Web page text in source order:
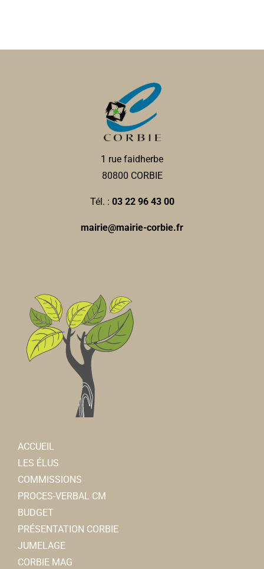
1 rue faidherbe
80800 CORBIE
Tél. : 03 22 96 43 00
mairie@mairie-corbie.fr
ACCUEIL
LES ÉLUS
COMMISSIONS
PROCES-VERBAL CM
BUDGET
PRÉSENTATION CORBIE
JUMELAGE
CORBIE MAG